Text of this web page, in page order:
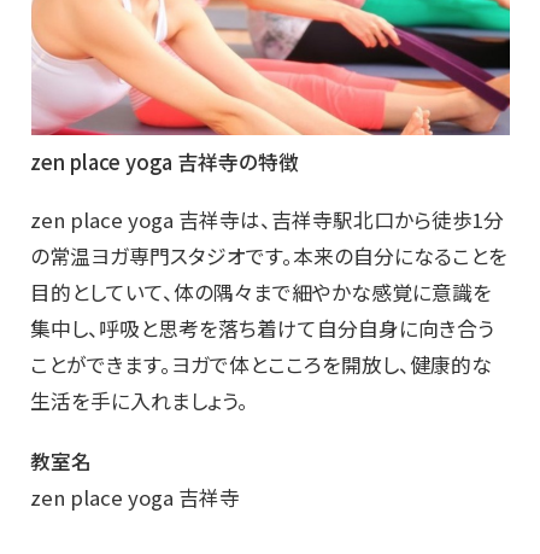
zen place yoga 吉祥寺の特徴
zen place yoga 吉祥寺は、吉祥寺駅北口から徒歩1分
の常温ヨガ専門スタジオです。本来の自分になることを
目的としていて、体の隅々まで細やかな感覚に意識を
集中し、呼吸と思考を落ち着けて自分自身に向き合う
ことができます。ヨガで体とこころを開放し、健康的な
生活を手に入れましょう。
教室名
zen place yoga 吉祥寺